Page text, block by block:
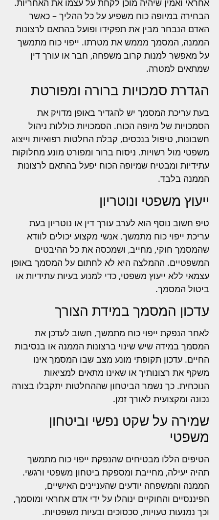
אחראי ואמין שיהיה מוכן לקחת על עצמו את האחריות.
הבחירה במיופה כוח משפיע על כל ההליך – כאשר
האדם הנבחר מבין את תפקידו ופועל בהתאם לרצונות
הממנה, המסמך מממש את מטרתו. ייפוי כוח מתמשך
על מאפשר למנות קרוב משפחה, חבר או עורך דין
שמתאים למטרה.
הגדרת סמכויות ברורה ומפורטת
בעת עריכת המסמך יש להגדיר באופן מדויק את
הסמכויות של מיופה הכוח. הסמכויות כוללות ניהול
חשבונות, טיפול בנכסים, קבלת החלטות רפואיות וייצוג
משפטי מול רשויות. ניסוח ברור ומפורט מונע מחלוקות
עתידיות ומבטיח שמיופה הכוח יפעל בהתאם לרצונות
הממנה בלבד.
ייעוץ משפטי ונוטריון
טיפ חשוב נוסף הוא לערב עורך דין או נוטריון בעת
עריכת ייפוי כוח מתמשך. אנשי מקצוע יכולים לוודא
שהמסמך חוקי, מחייב, ושמכסה את כל ההיבטים
המשפטיים. ההמלצה היא לא לחתום על המסמך באופן
עצמאי ללא ייעוץ משפטי, כדי למנוע בעיות עתידיות או
ביטול המסמך.
עדכון המסמך במידת הצורך
לאחר הנפקת ייפוי כוח מתמשך, חשוב לעדכן את
המסמך במידה שיש שינוי ברצונות הממנה או בנסיבות
החיים. עדכון תקופתי מונע מצב שבו המסמך אינו
משקף את רצונותיך או שאינו מתאים למציאות
הנוכחית. כך נשמר הביטחון שההחלטות יתקבלו בצורה
נכונה ומקצועית לאורך זמן.
שמירה על שקט נפשי וביטחון
משפטי
הטיפים הללו מבטיחים שהנפקת ייפוי כוח מתמשך
תהיה יעילה, מחייבת ומספקת ביטחון משפטי ורגשי.
הממנה והמשפחה יודעים שהעניינים האישיים,
הפיננסיים והחוקיים ינוהלו על ידי אדם אחראי ומוסמך,
וכך נמנעות טעויות, סכסוכים ובעיות משפטיות.